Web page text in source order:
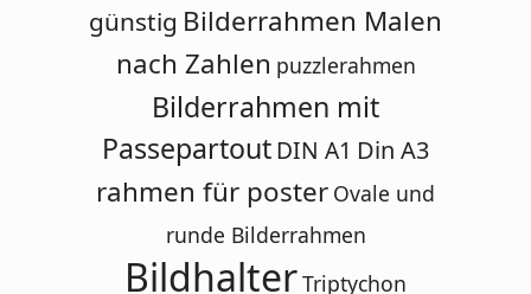
günstig Bilderrahmen Malen
nach Zahlen puzzlerahmen
Bilderrahmen mit
PassepartoutDIN A1 Din A3
rahmen für poster Ovale und
runde Bilderrahmen
BildhalterTriptychon